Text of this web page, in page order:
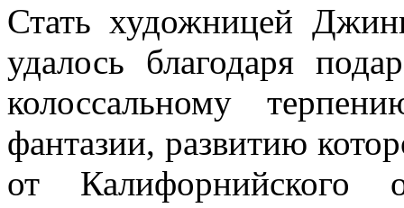
Стать художницей
удалось благодаря
колоссальному
фантазии, развитию
от Калифорнийского